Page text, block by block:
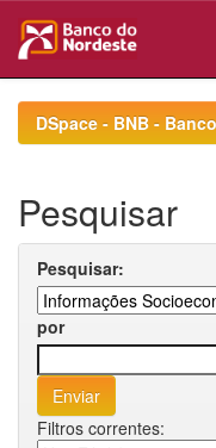
navigationDSpace - BNB -
Pesquisar
Pesquisar:
por
Filtros correntes: